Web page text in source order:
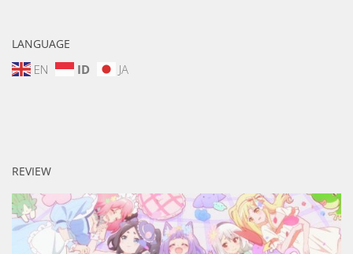
LANGUAGE
EN ID JA
REVIEW